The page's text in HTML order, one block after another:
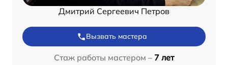
Дмитрий Сергеевич Петров
Вызвать мастера
Стаж работы мастером – 7 лет